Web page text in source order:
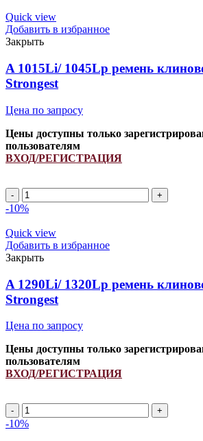
ремень
клиновой
INDFORCE
Strongest
quantity
Quick view
Добавить в избранное
Закрыть
A 1015Li/ 1045Lp ремень
Strongest
Цена по запросу
Цены доступны только
пользователям
ВХОД/РЕГИСТРАЦИЯ
A
1015Li/
ремень
клиновой
INDFORCE
Strongest
quantity
-10%
Quick view
Добавить в избранное
Закрыть
A 1290Li/ 1320Lp ремень
Strongest
Цена по запросу
Цены доступны только
пользователям
ВХОД/РЕГИСТРАЦИЯ
A
1290Li/
-10%